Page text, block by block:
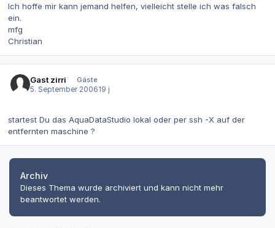
Ich hoffe mir kann jemand helfen, vielleicht stelle ich was falsch
ein.
mfg
Christian
Gast zirri
Gäste
5. September 200619 j
startest Du das AquaDataStudio lokal oder per ssh -X auf der
entfernten maschine ?
Archiv
Dieses Thema wurde archiviert und kann nicht mehr
beantwortet werden.